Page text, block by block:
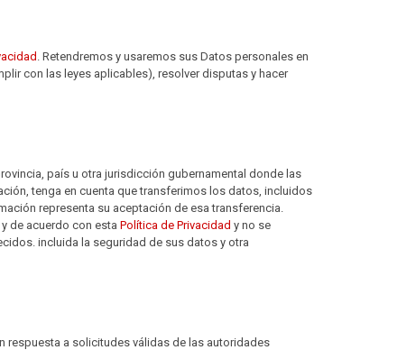
. Retendremos y usaremos sus Datos personales en
con las leyes aplicables), resolver disputas y hacer
país u otra jurisdicción gubernamental donde las
tenga en cuenta que transferimos los datos, incluidos
representa su aceptación de esa transferencia.
de acuerdo con esta Política de Privacidad y no se
incluida la seguridad de sus datos y otra
respuesta a solicitudes válidas de las autoridades